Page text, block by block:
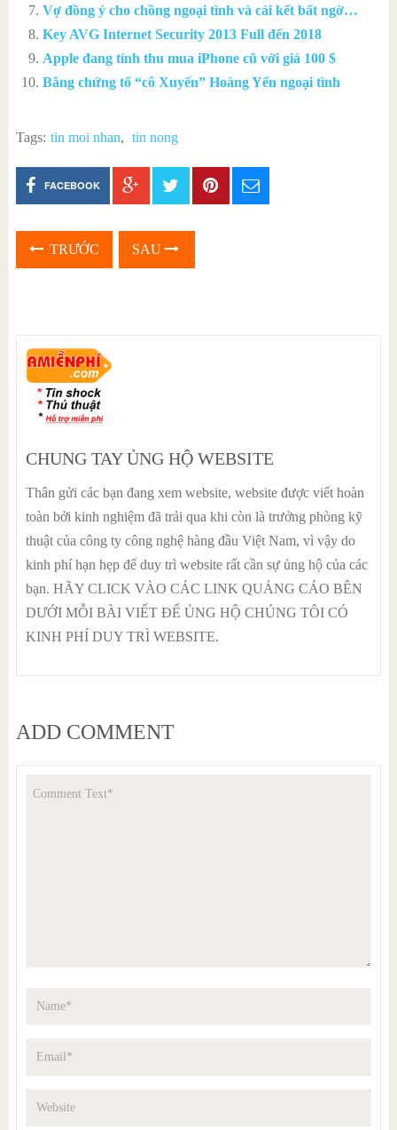
Vợ đồng ý cho chồng ngoại tình và cái kết bất ngờ…
Key AVG Internet Security 2013 Full đến 2018
Apple đang tính thu mua iPhone cũ với giá 100 $
Bằng chứng tố “cô Xuyến” Hoàng Yến ngoại tình
Tags: tin moi nhan, tin nong
FACEBOOK
TRƯỚC SAU
CHUNG TAY ỦNG HỘ WEBSITE
Thân gửi các bạn đang xem website, website được viết hoàn
toàn bởi kinh nghiệm đã trải qua khi còn là trưởng phòng kỹ
thuật của công ty công nghệ hàng đầu Việt Nam, vì vậy do
kinh phí hạn hẹp để duy trì website rất cần sự ủng hộ của các
bạn. HÃY CLICK VÀO CÁC LINK QUẢNG CÁO BÊN
DƯỚI MỖI BÀI VIẾT ĐỂ ỦNG HỘ CHÚNG TÔI CÓ
KINH PHÍ DUY TRÌ WEBSITE.
ADD COMMENT